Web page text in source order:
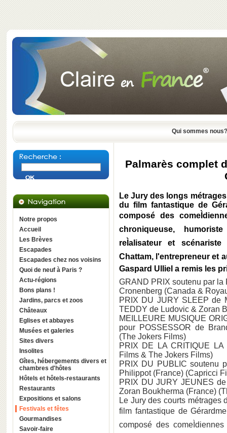
Qui sommes nous?
Notre propos
Accueil
Les Brèves
Escapades
Escapades chez nos voisins
Quoi de neuf à Paris ?
Actu-régions
Bons plans !
Jardins, parcs et zoos
Châteaux
Eglises et abbayes
Musées et galeries
Sites divers
Insolites
Gîtes, hébergements divers et
chambres d'hôtes
Hôtels et hôtels-restaurants
Restaurants
Expositions et salons
Festivals et fêtes
Gourmandises
Savoir-faire
Palmarès complet
Le Jury des longs
du film fantastique de
composé des
chroniqueuse,
reÌalisateur et
Chattam, l'entrepreneur et
Gaspard Ulliel a remis les
GRAND PRIX soutenu par
Cronenberg (Canada &
PRIX DU JURY SLEEP de
TEDDY de Ludovic & Zoran
MEILLEURE MUSIQUE
pour POSSESSOR de
(The Jokers Films)
PRIX DE LA CRITIQUE
Films & The Jokers Films)
PRIX DU PUBLIC soutenu
Philippot (France) (Capricci
PRIX DU JURY JEUNES
Zoran Boukherma (France)
Le Jury des courts
film fantastique de
composé des